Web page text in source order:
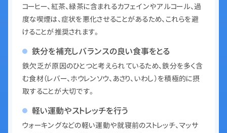
コーヒー、紅茶、緑茶に含まれるカフェインやアルコール、過
度な喫煙は、症状を悪化させることがあるため、これらを避
けることが推奨されます。
鉄分を補充しバランスの良い食事をとる
鉄欠乏が原因のひとつと考えられているため、鉄分を多く含
む食材（レバー、ホウレンソウ、あさり、いわし）を積極的に摂
取することが大切です。
軽い運動やストレッチを行う
ウォーキングなどの軽い運動や就寝前のストレッチ、マッサ